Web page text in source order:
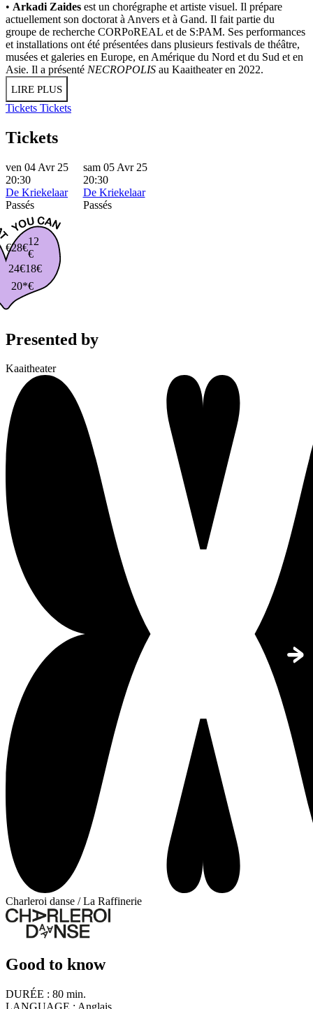
• Arkadi Zaides est un chorégraphe et artiste visuel. Il prépare
actuellement son doctorat à Anvers et à Gand. Il fait partie du
groupe de recherche CORPoREAL et de S:PAM. Ses performances
et installations ont été présentées dans plusieurs festivals de théâtre,
musées et galeries en Europe, en Amérique du Nord et du Sud et en
Asie. Il a présenté NECROPOLIS au Kaaitheater en 2022.
LIRE PLUS
Tickets Tickets
Tickets
ven 04 Avr 25
20:30
De Kriekelaar
Passés
sam 05 Avr 25
20:30
De Kriekelaar
Passés
€28€
24€
20*€
18€
12
€
Presented by
Kaaitheater
Charleroi danse / La Raffinerie
Good to know
DURÉE : 80 min.